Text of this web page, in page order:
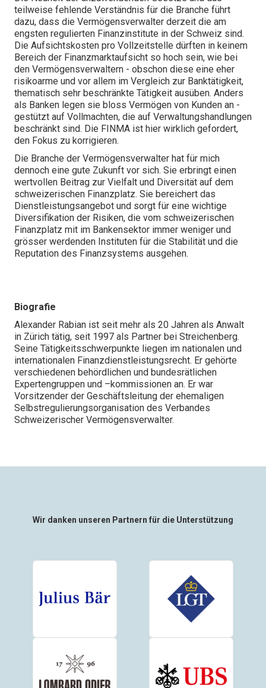
teilweise fehlende Verständnis für die Branche führt
dazu, dass die Vermögensverwalter derzeit die am
engsten regulierten Finanzinstitute in der Schweiz sind.
Die Aufsichtskosten pro Vollzeitstelle dürften in keinem
Bereich der Finanzmarktaufsicht so hoch sein, wie bei
den Vermögensverwaltern - obschon diese eine eher
risikoarme und vor allem im Vergleich zur Banktätigkeit,
thematisch sehr beschränkte Tätigkeit ausüben. Anders
als Banken legen sie bloss Vermögen von Kunden an -
gestützt auf Vollmachten, die auf Verwaltungshandlungen
beschränkt sind. Die FINMA ist hier wirklich gefordert,
den Fokus zu korrigieren.
Die Branche der Vermögensverwalter hat für mich
dennoch eine gute Zukunft vor sich. Sie erbringt einen
wertvollen Beitrag zur Vielfalt und Diversität auf dem
schweizerischen Finanzplatz. Sie bereichert das
Dienstleistungsangebot und sorgt für eine wichtige
Diversifikation der Risiken, die vom schweizerischen
Finanzplatz mit im Bankensektor immer weniger und
grösser werdenden Instituten für die Stabilität und die
Reputation des Finanzsystems ausgehen.
Biografie
Alexander Rabian ist seit mehr als 20 Jahren als Anwalt
in Zürich tätig, seit 1997 als Partner bei Streichenberg.
Seine Tätigkeitsschwerpunkte liegen im nationalen und
internationalen Finanzdienstleistungsrecht. Er gehörte
verschiedenen behördlichen und bundesrätlichen
Expertengruppen und –kommissionen an. Er war
Vorsitzender der Geschäftsleitung der ehemaligen
Selbstregulierungsorganisation des Verbandes
Schweizerischer Vermögensverwalter.
Wir danken unseren Partnern für die Unterstützung